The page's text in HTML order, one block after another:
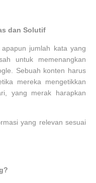
dan Solutif
jumlah kata yang
untuk memenangkan
Sebuah konten harus
mereka mengetikkan
yang merak harapkan
yang relevan sesuai